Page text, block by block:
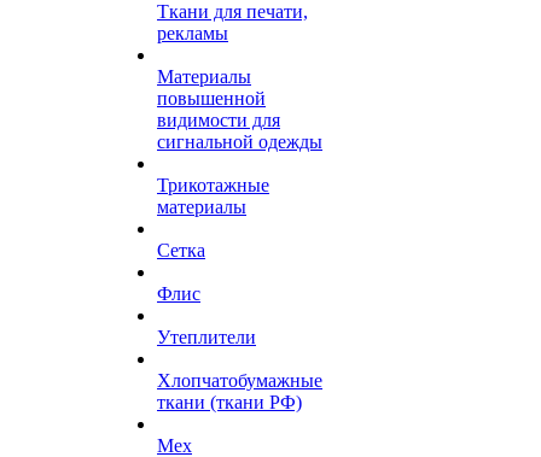
Ткани для печати,
рекламы
Материалы
повышенной
видимости для
сигнальной одежды
Трикотажные
материалы
Сетка
Флис
Утеплители
Хлопчатобумажные
ткани (ткани РФ)
Мех